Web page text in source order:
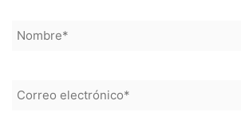
Nombre*
Correo